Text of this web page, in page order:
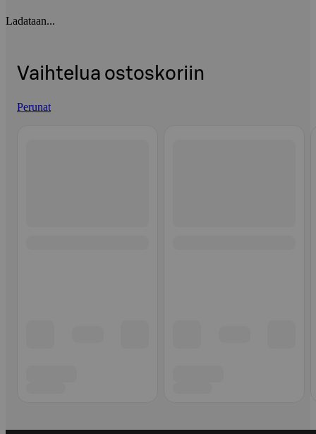
Ladataan...
Vaihtelua ostoskoriin
Perunat